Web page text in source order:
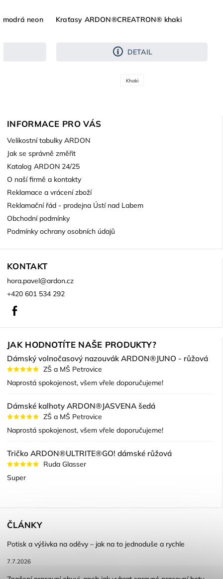
modrá neon Kraťasy ARDON®CREATRON® khaki
DETAIL
Khaki
INFORMACE PRO VÁS
Velikostní tabulky ARDON
Jak se správně změřit
Katalog ARDON 24/25
O naší firmě a kontakty
Reklamace a vrácení zboží
Reklamační řád - prodejna Ústí nad Labem
Obchodní podmínky
Podmínky ochrany osobních údajů
KONTAKT
hora.pavel@ardon.cz
+420 601 534 292
JAK HODNOTÍTE NAŠE PRODUKTY?
Dámský volnočasový nazouvák ARDON®JUNO - růžová
ZŠ a MŠ Petrovice
Naprostá spokojenost, všem vřele doporučujeme!
Dámské kalhoty ARDON®JASVENA šedá
ZŠ a MŠ Petrovice
Naprostá spokojenost, všem vřele doporučujeme!
Tričko ARDON®ULTRITE®GO! dámské růžová
Ruda Glasser
Super
ČLÁNKY
Potisk a výšivka na oděvy – jak na to jednoduše a rychle
7.7.2026